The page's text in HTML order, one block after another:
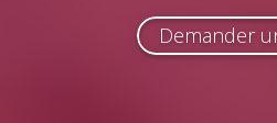
Demander